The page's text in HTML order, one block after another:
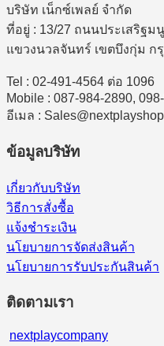
บริษัท เน็กซ์เพลย์ จำกัด
ที่อยู่ : 13/27 ถนนประเสริฐม
แขวงนวลจันทร์ เขตบึงกุ่ม ก
Tel : 02-491-4564 ต่อ 1096
Mobile : 087-984-2890,
อีเมล :
ข้อมูลบริษัท
เกี่ยวกับบริษัท
วิธีการสั่งซื้อ
แจ้งชำระเงิน
นโยบายการจัดส่งสินค้า
นโยบายการรับประกันสินค้า
ติดตามเรา
nextplaycompany